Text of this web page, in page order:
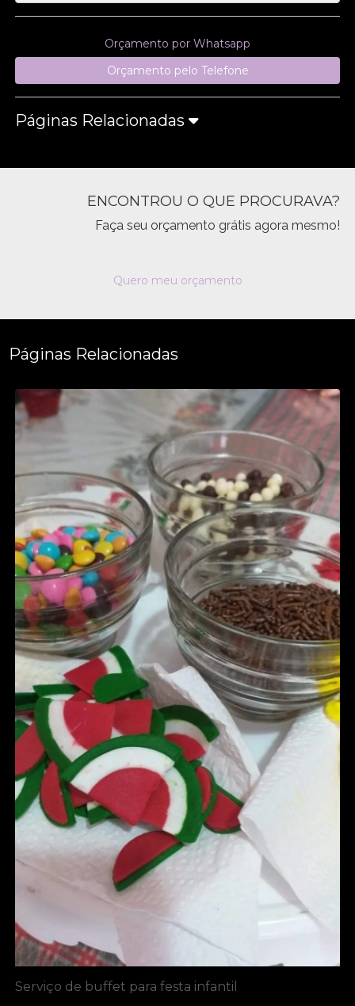
Orçamento por Whatsapp
Orçamento pelo Telefone
Páginas Relacionadas
ENCONTROU O QUE PROCURAVA?
Faça seu orçamento grátis agora mesmo!
Quero meu orçamento
Páginas Relacionadas
Serviço de buffet para festa infantil